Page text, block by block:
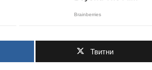
Твитни